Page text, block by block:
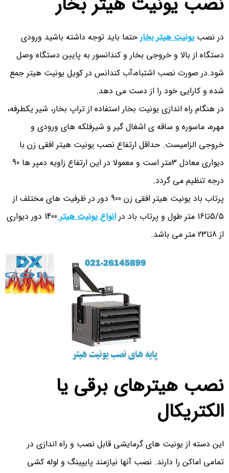
در نصب یونیت هیتر بخارحتما باید توجه داشته باشید ورودی
دستگاه از بالا و خروجی بخار و کندانسور به پایین دستگاه وصل
شود.در صورت نصب اشتباه،آب کندانس در کویل یونیت هیتر جمع
شده و کارایی خود را از دست می دهد.
در هنگام راه اندازی یونیت بخار استفاده از تراپ بخار، شیر یکطرفه،
مهره، ماسوره و ساقه ی اشغال گیر و شیرفلکه های ورودی و
خروجی الزامیست. حداقل ارتفاع نصب یونیت هیتر افقی زن با
دیواری معادل 3متر است و معمولا در این ارتفاع زاویه دمپر ها 90
درجه تنظیم می گردد.
پرتاب باد یونیت هیتر افقی زن 900 دور در ظرفیت های مختلف از
5/5تا16 متر طول و پرتاب باد در
انواع یونیت هیتر
1400 دور دیواری
از 8تا23 متر می باشد.
نصب هیترهای برقی یا
الکتریکال
این دسته از یونیت های گرمایشی قابل نصب و راه اندازی در
تمامی اماکن را دارند. نصب آنها نیازمند پایپینگ و لوله کشی